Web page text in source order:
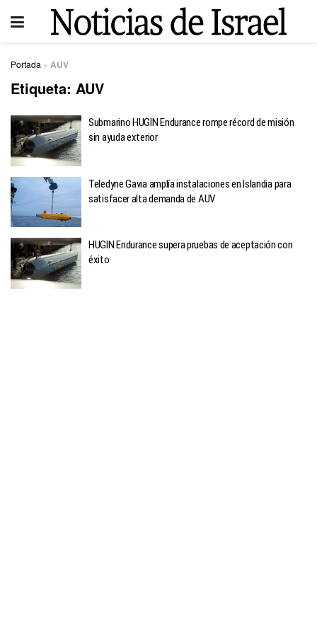
Portada » AUV
Etiqueta: AUV
Submarino HUGIN Endurance rompe récord de misión
sin ayuda exterior
Teledyne Gavia amplía instalaciones en Islandia para
satisfacer alta demanda de AUV
HUGIN Endurance supera pruebas de aceptación con
éxito